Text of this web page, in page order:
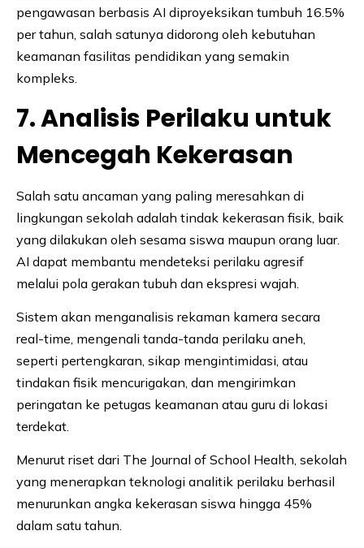
pengawasan berbasis AI diproyeksikan tumbuh 16.5%
per tahun, salah satunya didorong oleh kebutuhan
keamanan fasilitas pendidikan yang semakin
kompleks.
7. Analisis Perilaku untuk
Mencegah Kekerasan
Salah satu ancaman yang paling meresahkan di
lingkungan sekolah adalah tindak kekerasan fisik, baik
yang dilakukan oleh sesama siswa maupun orang luar.
AI dapat membantu mendeteksi perilaku agresif
melalui pola gerakan tubuh dan ekspresi wajah.
Sistem akan menganalisis rekaman kamera secara
real-time, mengenali tanda-tanda perilaku aneh,
seperti pertengkaran, sikap mengintimidasi, atau
tindakan fisik mencurigakan, dan mengirimkan
peringatan ke petugas keamanan atau guru di lokasi
terdekat.
Menurut riset dari The Journal of School Health, sekolah
yang menerapkan teknologi analitik perilaku berhasil
menurunkan angka kekerasan siswa hingga 45%
dalam satu tahun.